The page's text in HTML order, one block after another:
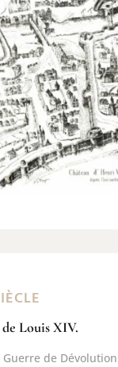
Louis XIV.
Guerre de